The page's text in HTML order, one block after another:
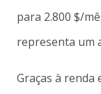
para 2.800 $/
representa um
Graças à renda